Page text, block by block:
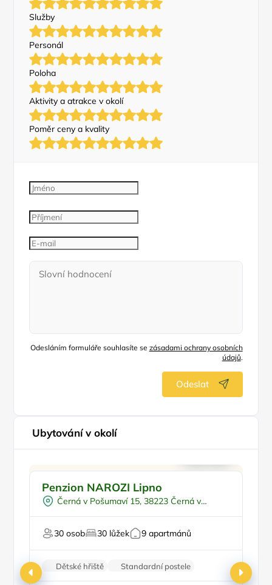
Služby
Personál
Poloha
Aktivity a atrakce v okolí
Poměr ceny a kvality
Odesláním formuláře souhlasíte se zásadami ochrany osobních
údajů.
Odeslat
Ubytování v okolí
Venkovní bazén
U vody
Pro milovníky přírody
Pro relaxaci
Penzion NAROZI Lipno
Černá v Pošumaví 15, 38223 Černá v
30 osob
30 lůžek 9 apartmánů
Dětské hřiště
Standardní postele
Restaurace
Wi-Fi Parkování zdarma